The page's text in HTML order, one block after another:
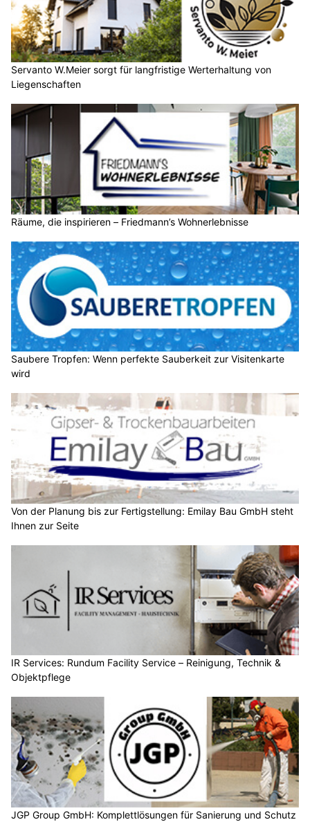
Servanto W.Meier sorgt für langfristige Werterhaltung von
Liegenschaften
Räume, die inspirieren – Friedmann’s Wohnerlebnisse
Saubere Tropfen: Wenn perfekte Sauberkeit zur Visitenkarte
wird
Von der Planung bis zur Fertigstellung: Emilay Bau GmbH steht
Ihnen zur Seite
IR Services: Rundum Facility Service – Reinigung, Technik &
Objektpflege
JGP Group GmbH: Komplettlösungen für Sanierung und Schutz